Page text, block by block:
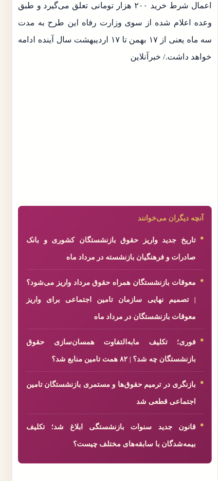
اعمال شرط خرید ۲۰۰ هزار تومانی تعلق می‌گیرد و طبق
وعده اعلام شده از سوی وزارت رفاه این طرح به‌ مدت
سه ماه یعنی از ۱۷ بهمن تا ۱۷ اردیبهشت سال آینده ادامه
خواهد داشت./ خبرآنلاین
آنچه دیگران می‌خوانند
تاریخ جدید واریز حقوق بازنشستگان کشوری و بانک
صادرات و فرهنگیان بازنشسته در مرداد ماه
معوقات بازنشستگان همراه حقوق مرداد واریز می‌شود؟
| تصمیم نهایی سازمان تامین اجتماعی برای واریز
معوقات بازنشستگان در مرداد ماه
فوری؛ تکلیف مابه‌التفاوت همسان‌سازی حقوق
بازنشستگان چه شد؟ | ۸۲ همت تامین منابع شد؟
بازنگری در ترمیم حقوق‌ها و مستمری بازنشستگان تامین
اجتماعی قطعی شد
قانون جدید سنوات بازنشستگی ابلاغ شد؛ تکلیف
بیمه‌شدگان با سابقه‌های مختلف چیست؟